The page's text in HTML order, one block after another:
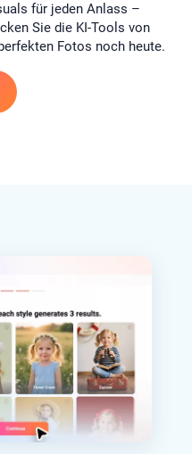
für jeden Anlass –
Sie die KI-Tools von
Fotos noch heute.